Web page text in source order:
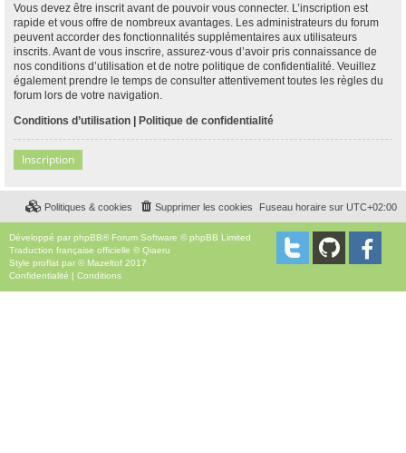
Vous devez être inscrit avant de pouvoir vous connecter. L’inscription est
rapide et vous offre de nombreux avantages. Les administrateurs du forum
peuvent accorder des fonctionnalités supplémentaires aux utilisateurs
inscrits. Avant de vous inscrire, assurez-vous d’avoir pris connaissance de
nos conditions d’utilisation et de notre politique de confidentialité. Veuillez
également prendre le temps de consulter attentivement toutes les règles du
forum lors de votre navigation.
Conditions d’utilisation | Politique de confidentialité
Inscription
Fuseau horaire sur UTC+02:00
Supprimer les cookies
Politiques & cookies
Développé par phpBB® Forum Software © phpBB Limited
Traduction française officielle ©Qiaeru
Style proflat par © Mazeltof 2017
Confidentialité | Conditions